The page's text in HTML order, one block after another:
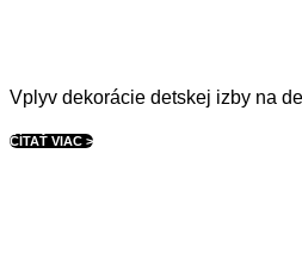
Vplyv dekorácie detskej izby na
ČÍTAŤ VIAC >